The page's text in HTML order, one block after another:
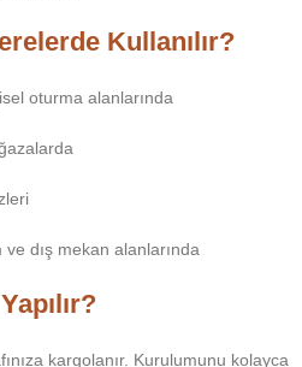
Kullanılır?
oturma alanlarında
dış mekan alanlarında
kargolanır. Kurulumunu kolayca